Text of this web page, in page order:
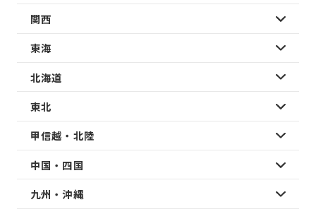
関西
東海
北海道
東北
甲信越・北陸
中国・四国
九州・沖縄